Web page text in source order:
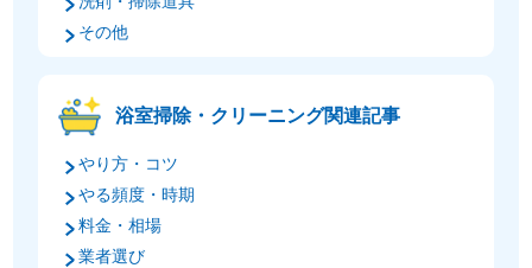
その他
浴室掃除・クリーニング関連記事
やり方・コツ
やる頻度・時期
料金・相場
業者選び